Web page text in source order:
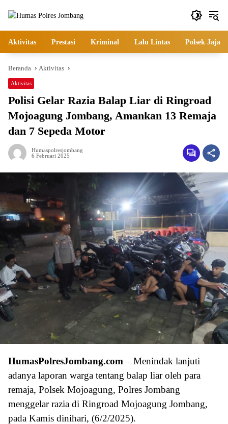
Aktivitas Prestasi Kriminal Lalu Lintas Polsek
Beranda Aktivitas
Aktivitas
Polisi Gelar Razia Balap Liar di Ringroad
Mojoagung Jombang, Amankan 13 Remaja
dan 7 Sepeda Motor
Humaspolresjombang
6 Februari 2025
HumasPolresJombang.com – Menindak lanjuti
adanya laporan warga tentang balap liar oleh para
remaja, Polsek Mojoagung, Polres Jombang
menggelar razia di Ringroad Mojoagung Jombang,
pada Kamis dinihari, (6/2/2025).